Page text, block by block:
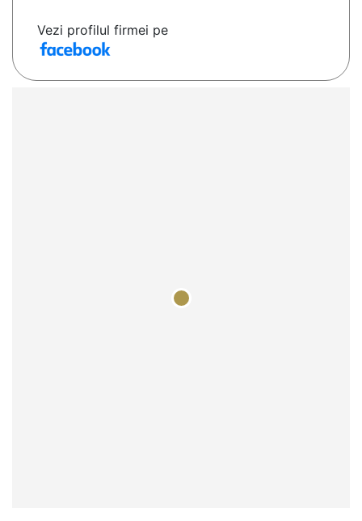
Vezi profilul firmei pe